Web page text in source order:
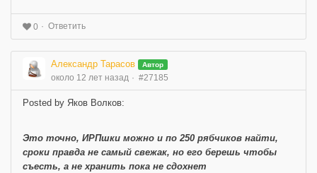
0 Ответить
Александр Тарасов Автор
около 12 лет назад #27185
Posted by Яков Волков:
Это точно, ИРПшки можно и по 250 рябчиков найти,
сроки правда не самый свежак, но его берешь чтобы
съесть, а не хранить пока не сдохнет